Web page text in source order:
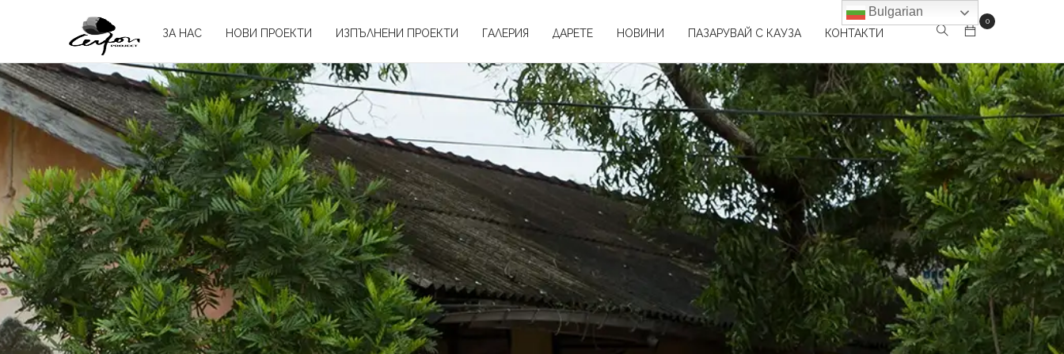
0
ЗА НАС НОВИ ПРОЕКТИ ИЗПЪЛНЕНИ ПРОЕКТИ ГАЛЕРИЯ ДАРЕТЕ НОВИНИ ПАЗАРУВАЙ С КАУЗА КОНТАКТИ
Bulgarian